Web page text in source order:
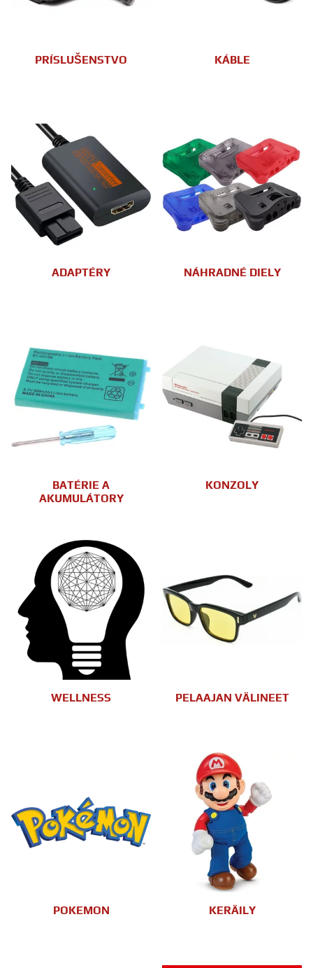
PRÍSLUŠENSTVO KÁBLE
ADAPTÉRY NÁHRADNÉ DIELY
BATÉRIE A
AKUMULÁTORY
KONZOLY
WELLNESS PELAAJAN VÄLINEET
POKEMON KERÄILY